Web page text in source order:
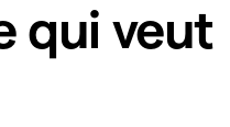
qui veut